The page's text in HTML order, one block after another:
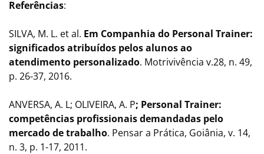
Referências:
SILVA, M. L. et al. Em Companhia do Personal Trainer:
significados atribuídos pelos alunos ao
atendimento personalizado. Motrivivência v.28, n. 49,
p. 26-37, 2016.
ANVERSA, A. L; OLIVEIRA, A. P; Personal Trainer:
competências profissionais demandadas pelo
mercado de trabalho. Pensar a Prática, Goiânia, v. 14,
n. 3, p. 1-17, 2011.